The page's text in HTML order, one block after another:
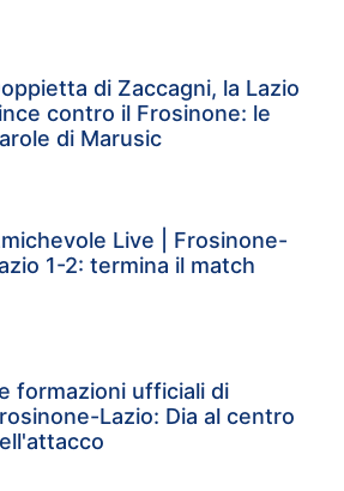
di Zaccagni, la Lazio
contro il Frosinone: le
di Marusic
Live | Frosinone-
1-2: termina il match
formazioni ufficiali di
Lazio: Dia al centro